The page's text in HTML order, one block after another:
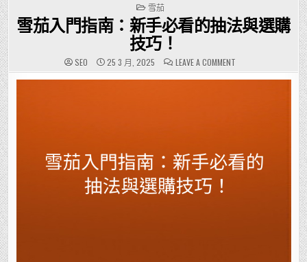
POSTED
IN
雪茄
雪茄入門指南：新手必看的抽法與選購
技巧！
SEO 25 3 月, 2025 LEAVE A COMMENT
雪
茄
的
抽
法